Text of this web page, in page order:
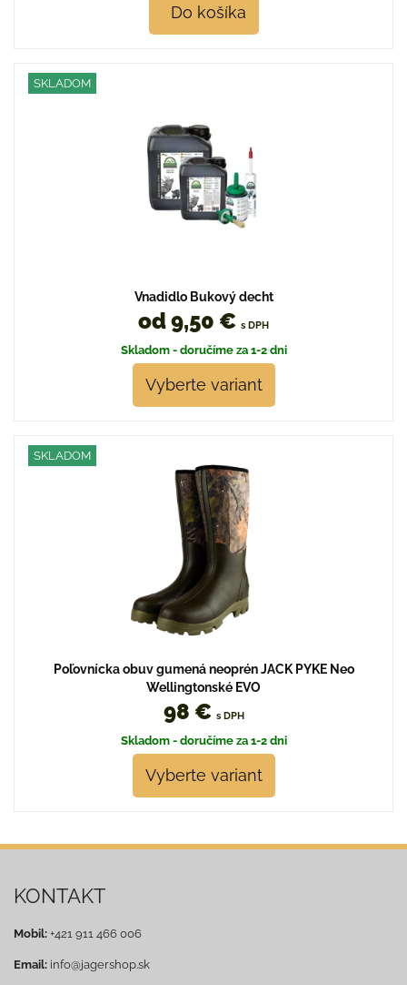
Do košíka
SKLADOM
Vnadidlo Bukový decht
od 9,50 € s DPH
Skladom - doručíme za 1-2 dni
Vyberte variant
SKLADOM
Poľovnícka obuv gumená neoprén JACK PYKE Neo
Wellingtonské EVO
98 € s DPH
Skladom - doručíme za 1-2 dni
Vyberte variant
KONTAKT
Mobil: +421 911 466 006
Email: info@jagershop.sk